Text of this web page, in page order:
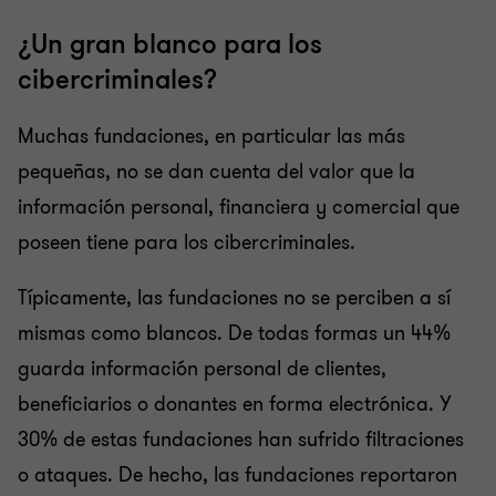
¿Un gran blanco para los
cibercriminales?
Muchas fundaciones, en particular las más
pequeñas, no se dan cuenta del valor que la
información personal, financiera y comercial que
poseen tiene para los cibercriminales.
Típicamente, las fundaciones no se perciben a sí
mismas como blancos. De todas formas un 44%
guarda información personal de clientes,
beneficiarios o donantes en forma electrónica. Y
30% de estas fundaciones han sufrido filtraciones
o ataques. De hecho, las fundaciones reportaron